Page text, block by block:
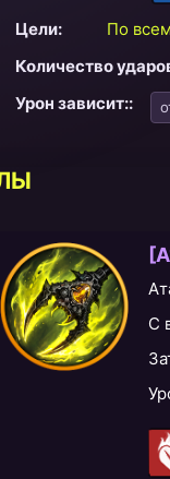
Цели:
По
Количество
Урон зависит::
С